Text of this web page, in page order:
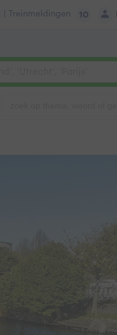
| Treinmeldingen 10